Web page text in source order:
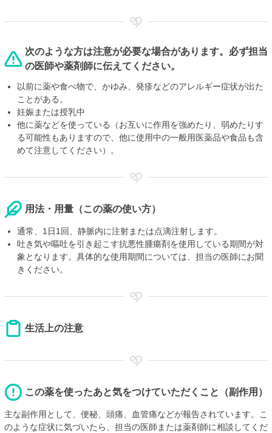
次のような方は注意が必要な場合があります。必ず担当
の医師や薬剤師に伝えてください。
以前に薬や食べ物で、かゆみ、発疹などのアレルギー症状が出た
ことがある。
妊娠または授乳中
他に薬などを使っている（お互いに作用を強めたり、弱めたりす
る可能性もありますので、他に使用中の一般用医薬品や食品も含
めて注意してください）。
用法・用量（この薬の使い方）
通常、1日1回、静脈内に注射または点滴注射します。
吐き気や嘔吐を引き起こす抗悪性腫瘍剤を使用している期間が対
象となります。具体的な使用期間については、担当の医師にお聞
きください。
生活上の注意
この薬を使ったあと気をつけていただくこと（副作用）
主な副作用として、便秘、頭痛、血管痛などが報告されています。こ
のような症状に気づいたら、担当の医師または薬剤師に相談してくだ